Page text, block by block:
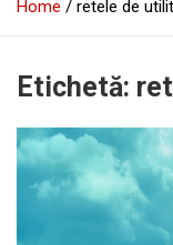
Home retele de
Etichetă: